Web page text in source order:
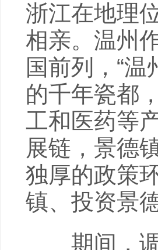
浙江在地理
相亲。温州
国前列，“
的千年瓷都
工和医药等
展链，景德
独厚的政策
镇、投资景
期间，调